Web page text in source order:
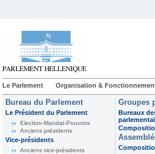
Le Parlement Organisation &
Bureau du Parlement
Le Président du Parlement
Election-Mandat-Pouvoirs
Anciens présidents
Vice-présidents
Anciens vice-présidents
Groupes
Bureaux